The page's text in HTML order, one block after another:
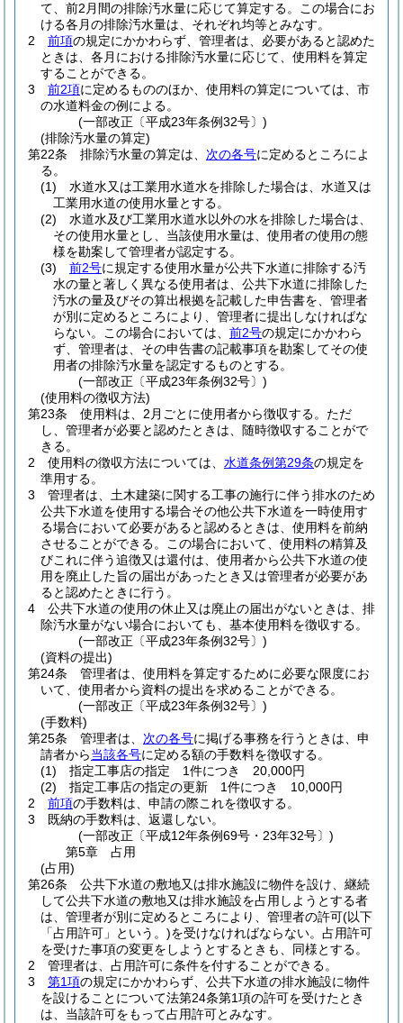
て、前2月間の排除汚水量に応じて算定する。
この場合にお
ける各月の排除汚水量は、それぞれ均等とみなす。
2
前項の規定にかかわらず、管理者は、必要があると認めた
ときは、各月における排除汚水量に応じて、使用料を算定
することができる。
3
前2項に定めるもののほか、使用料の算定については、市
の水道料金の例による。
(一部改正〔平成23年条例32号〕)
(排除汚水量の算定)
第22条
排除汚水量の算定は、 次の各号に定めるところによ
る。
(1)
水道水又は工業用水道水を排除した場合は、水道又は
工業用水道の使用水量とする。
(2)
水道水及び工業用水道水以外の水を排除した場合は、
その使用水量とし、当該使用水量は、使用者の使用の態
様を勘案して管理者が認定する。
(3)
前2号に規定する使用水量が公共下水道に排除する汚
水の量と著しく異なる使用者は、公共下水道に排除した
汚水の量及びその算出根拠を記載した申告書を、管理者
が別に定めるところにより、管理者に提出しなければな
らない。
この場合においては、 前2号の規定にかかわら
ず、管理者は、その申告書の記載事項を勘案してその使
用者の排除汚水量を認定するものとする。
(一部改正〔平成23年条例32号〕)
(使用料の徴収方法)
第23条
使用料は、2月ごとに使用者から徴収する。 ただ
し、管理者が必要と認めたときは、随時徴収することがで
きる。
2
使用料の徴収方法については、 水道条例第29条の規定を
準用する。
3
管理者は、土木建築に関する工事の施行に伴う排水のため
公共下水道を使用する場合その他公共下水道を一時使用す
る場合において必要があると認めるときは、使用料を前納
させることができる。
この場合において、使用料の精算及
びこれに伴う追徴又は還付は、使用者から公共下水道の使
用を廃止した旨の届出があったとき又は管理者が必要があ
ると認めたときに行う。
4
公共下水道の使用の休止又は廃止の届出がないときは、排
除汚水量がない場合においても、基本使用料を徴収する。
(一部改正〔平成23年条例32号〕)
(資料の提出)
第24条
管理者は、使用料を算定するために必要な限度にお
いて、使用者から資料の提出を求めることができる。
(一部改正〔平成23年条例32号〕)
(手数料)
第25条
管理者は、 次の各号に掲げる事務を行うときは、申
請者から当該各号に定める額の手数料を徴収する。
(1)
指定工事店の指定 1件につき 20,000円
(2)
指定工事店の指定の更新 1件につき 10,000円
2
前項の手数料は、申請の際これを徴収する。
3
既納の手数料は、返還しない。
(一部改正〔平成12年条例69号・23年32号〕)
第5章
占用
(占用)
第26条
公共下水道の敷地又は排水施設に物件を設け、継続
して公共下水道の敷地又は排水施設を占用しようとする者
は、管理者が別に定めるところにより、管理者の許可(以下
「占用許可」という。)を受けなければならない。 占用許可
を受けた事項の変更をしようとするときも、同様とする。
2
管理者は、占用許可に条件を付することができる。
3
第1項の規定にかかわらず、公共下水道の排水施設に物件
を設けることについて法第24条第1項の許可を受けたとき
は、当該許可をもって占用許可とみなす。